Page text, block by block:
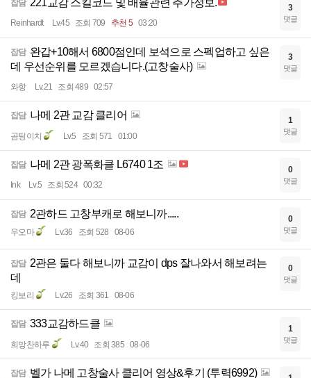
잡담 221교감 스킬코드 및 배율관련 추가정보.
Reinhardt Lv.45 조회 709 추천 5 03:20
3
댓글
잡담 완갑+10해서 6800점인데 보석으로 스펙업하고 싶은
데 우선순위를 모르겠습니다.(고창술사)
와항 Lv.21 조회 489 02:57
3
댓글
잡담 나메 2관 교감 클리어
곰팅이치 Lv.5 조회 571 01:00
1
댓글
잡담 나메 2관 광폭화클 L6740 1조
Ink Lv.5 조회 524 00:32
0
댓글
잡담 2관하드 고창부캐로 해보니까.....
우오마 Lv.36 조회 528 08-06
0
댓글
잡담 2관은 둘다 해보니까 교감이 dps 잘나와서 해보려는
데
킹보리 Lv.26 조회 361 08-06
0
댓글
잡담 333교감하드클
희망찬하루 Lv.40 조회 385 08-06
1
댓글
잡담 벨가 나메 고창술사 클리어 영상&후기 (투력6992)